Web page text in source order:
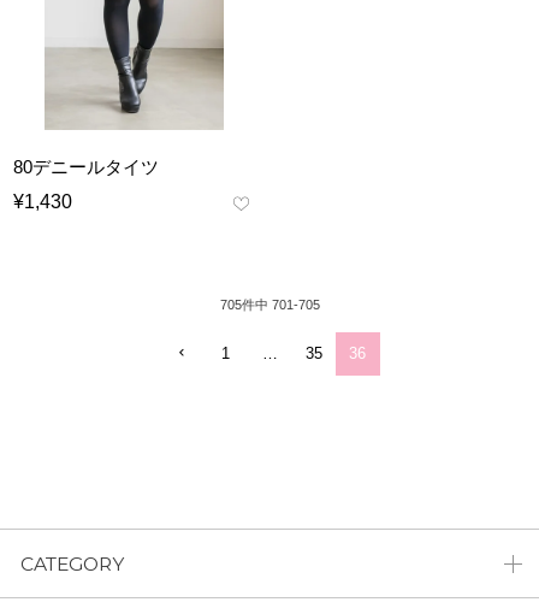
80デニールタイツ
¥1,430
705件中 701 -705
1 … 35 36
CATEGORY